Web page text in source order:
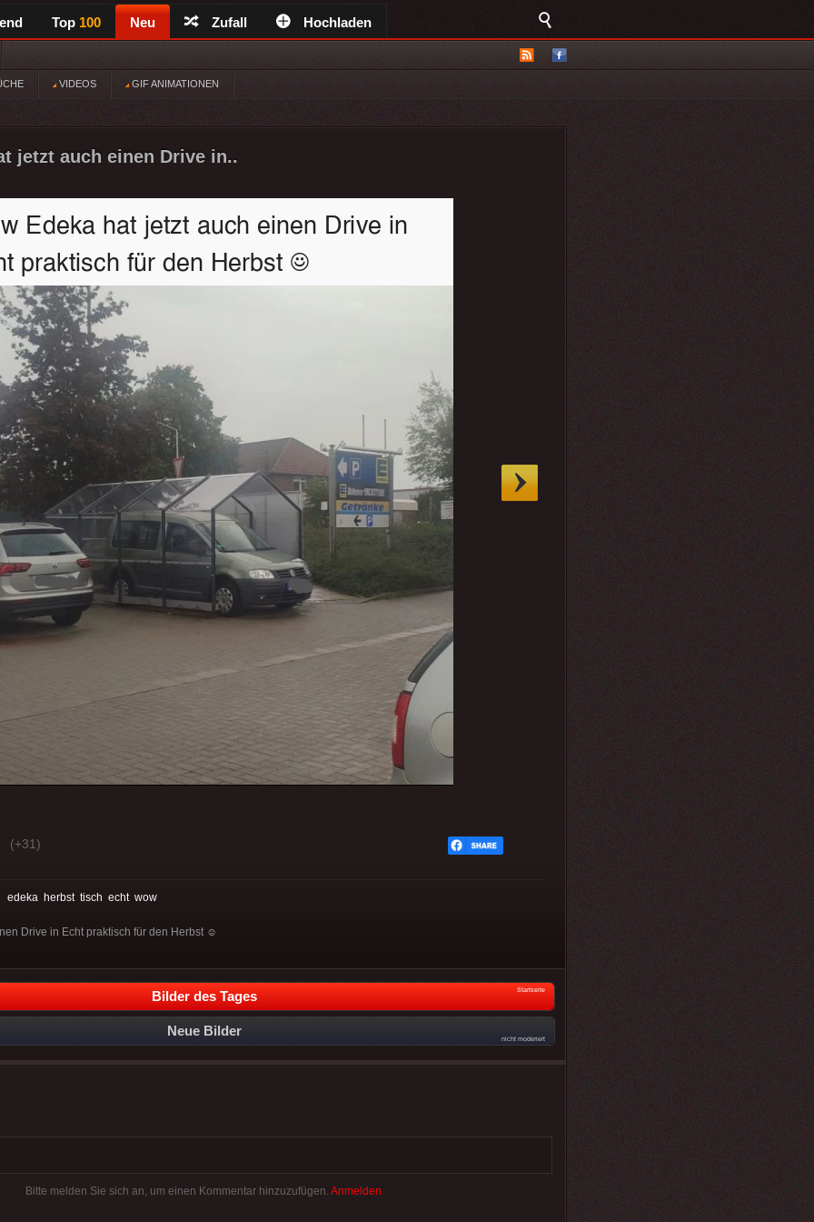
Top 100 Neu Zufall Hochladen
VIDEOS GIF ANIMATIONEN
jetzt auch einen Drive in..
(+31)
edeka herbst tisch echt wow
Drive in Echt praktisch für den Herbst ☺
Bilder des Tages Startseite
Neue Bilder
nicht moderiert
Bitte melden Sie sich an, um einen Kommentar hinzuzufügen. Anmelden